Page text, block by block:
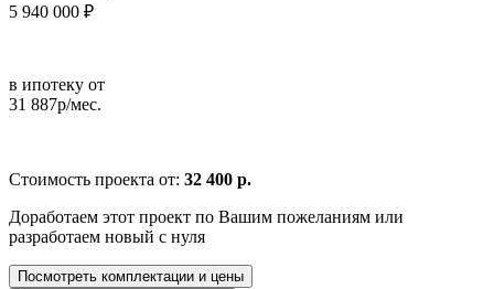
5 940 000 ₽
в ипотеку от
31 887р/мес.
Стоимость проекта от: 32 400 р.
Доработаем этот проект по Вашим пожеланиям или
разработаем новый с нуля
Посмотреть комплектации и цены